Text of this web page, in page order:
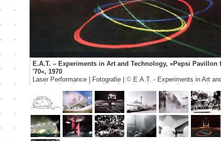
E.A.T. – Experiments in Art and Technology, »Pepsi Pavillon
'70«, 1970
Laser Performance | Fotografie | © E.A.T. - Experiments in Art